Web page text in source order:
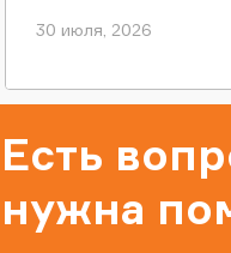
30 июля, 2026
Есть
нужна